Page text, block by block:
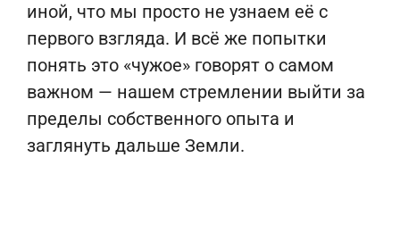
иной, что мы просто не узнаем её с
первого взгляда. И всё же попытки
понять это «чужое» говорят о самом
важном — нашем стремлении выйти за
пределы собственного опыта и
заглянуть дальше Земли.